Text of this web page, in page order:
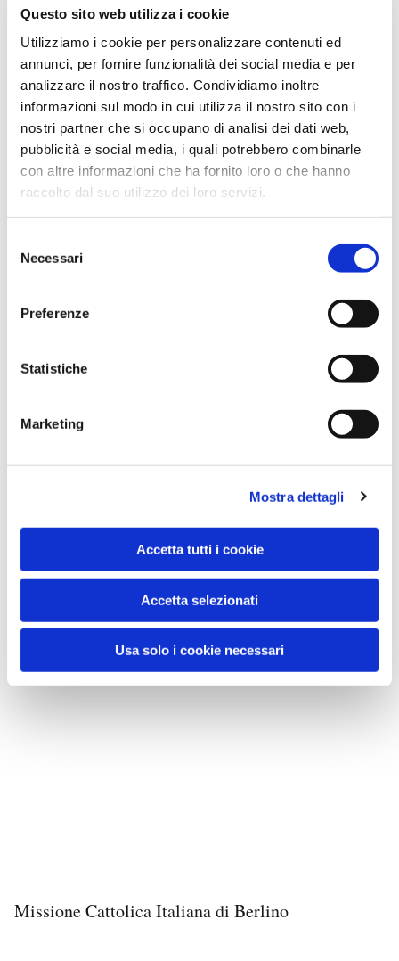
Questo sito web utilizza i cookie
Utilizziamo i cookie per personalizzare contenuti ed
annunci, per fornire funzionalità dei social media e per
analizzare il nostro traffico. Condividiamo inoltre
informazioni sul modo in cui utilizza il nostro sito con i
nostri partner che si occupano di analisi dei dati web,
pubblicità e social media, i quali potrebbero combinarle
con altre informazioni che ha fornito loro o che hanno
raccolto dal suo utilizzo dei loro servizi.
delNecessari
Preferenze
Statistiche
Marketing
Mostra dettagli
Accetta tutti i cookie
Accetta selezionati
Usa solo i cookie necessari
Missione Cattolica Italiana di Berlino